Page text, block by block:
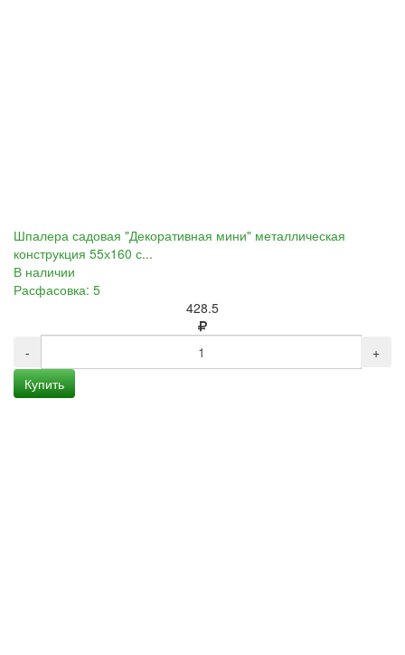
Шпалера садовая "Декоративная мини" металлическая
конструкция 55х160 с...
В наличии
Расфасовка: 5
428.5
-
+
Купить